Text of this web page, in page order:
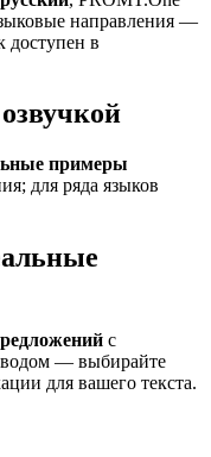
направления —
доступен в
примеры
для ряда языков
с
— выбирайте
для вашего текста.